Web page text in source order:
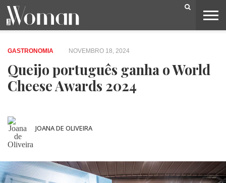
BELEZA
CAPA
LIFESTYLE
MODA
OPINIÃO
PESSOAS
SOCIEDADE
VIDEOS
GASTRONOMIA NOVEMBRO 18, 2024
Queijo português ganha o World
Cheese Awards 2024
JOANA DE OLIVEIRA